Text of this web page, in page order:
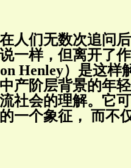
人们无数次追问
一样，但离开了
Henley）是这样
产阶层背景的年
社会的理解。它
一个象征， 而不